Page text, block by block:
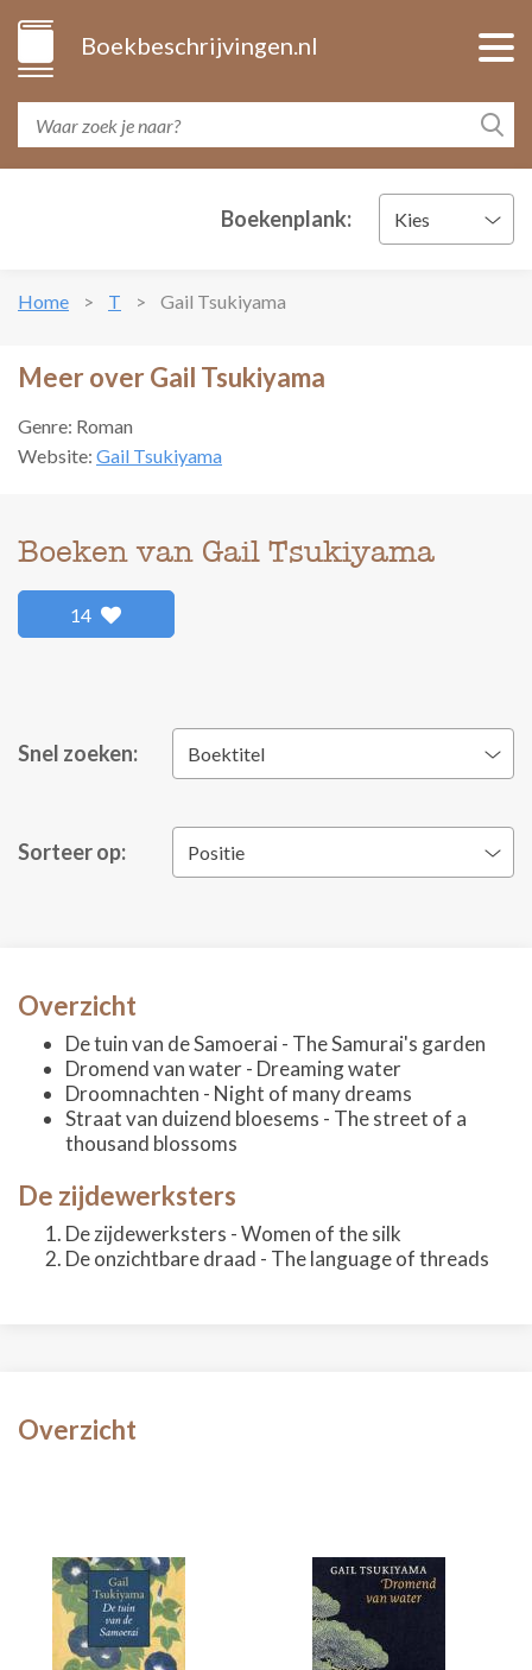
Boekbeschrijvingen.nl
Boekenplank: Kies
Home T Gail Tsukiyama
Meer over Gail Tsukiyama
Genre: Roman
Website: Gail Tsukiyama
Boeken van Gail Tsukiyama
14
Snel zoeken: Boektitel
Sorteer op: Positie
Overzicht
De tuin van de Samoerai - The Samurai's garden
Dromend van water - Dreaming water
Droomnachten - Night of many dreams
Straat van duizend bloesems - The street of a
thousand blossoms
De zijdewerksters
De zijdewerksters - Women of the silk
De onzichtbare draad - The language of threads
Overzicht